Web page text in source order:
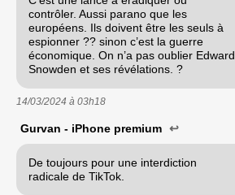
contrôler. Aussi parano que les
européens. Ils doivent être les seuls à
espionner ?? sinon c’est la guerre
économique. On n’a pas oublier Edward
Snowden et ses révélations. ?
14/03/2024 à 03h18
Gurvan - iPhone premium ↩
De toujours pour une interdiction
radicale de TikTok.